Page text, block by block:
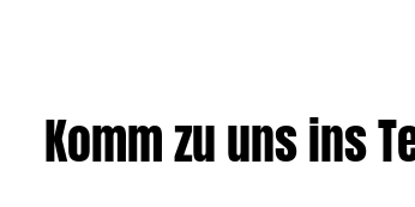
Komm zu uns ins